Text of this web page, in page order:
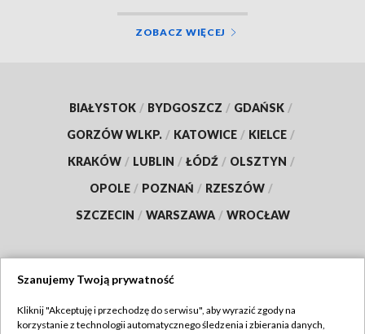
ZOBACZ WIĘCEJ
BIAŁYSTOK / BYDGOSZCZ / GDAŃSK /
GORZÓW WLKP. / KATOWICE / KIELCE /
KRAKÓW / LUBLIN / ŁÓDŹ / OLSZTYN /
OPOLE / POZNAŃ / RZESZÓW /
SZCZECIN / WARSZAWA / WROCŁAW
TVP
Szanujemy Twoją prywatność
Kliknij "Akceptuję i przechodzę do serwisu", aby wyrazić zgody na
korzystanie z technologii automatycznego śledzenia i zbierania danych,